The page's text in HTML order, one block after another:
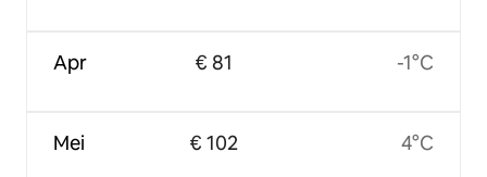
Apr
Mei
€ 81
€ 102
-1°C
4°C